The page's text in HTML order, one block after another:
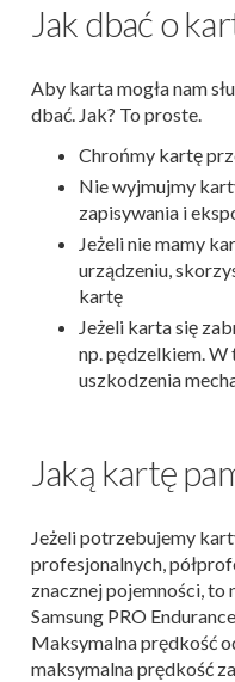
Jak dbać o
Aby karta mogła nam
dbać. Jak? To proste.
Chrońmy kartę
Nie wyjmujmy
zapisywania i
Jeżeli nie mamy
urządzeniu,
kartę
Jeżeli karta się
np. pędzelkiem. W
uszkodzenia
Jaką kartę
Jeżeli potrzebujemy
profesjonalnych,
znacznej pojemności,
Samsung PRO
Maksymalna prędkość
maksymalna prędkość